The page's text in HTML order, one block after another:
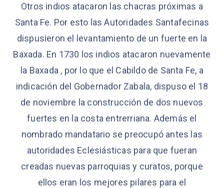
Otros indios atacaron las chacras próximas a
Santa Fe. Por esto las Autoridades Santafecinas
dispusieron el levantamiento de un fuerte en la
Baxada. En 1730 los indios atacaron nuevamente
la Baxada , por lo que el Cabildo de Santa Fe, a
indicación del Gobernador Zabala, dispuso el 18
de noviembre la construcción de dos nuevos
fuertes en la costa entrerriana. Además el
nombrado mandatario se preocupó antes las
autoridades Eclesiásticas para que fueran
creadas nuevas parroquias y curatos, porque
ellos eran los mejores pilares para el